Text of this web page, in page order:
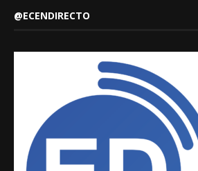
@ECENDIRECTO